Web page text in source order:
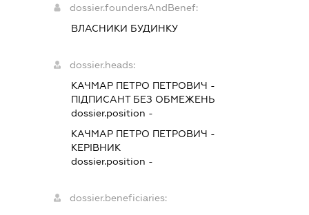
dossier.foundersAndBenef:
ВЛАСНИКИ БУДИНКУ
dossier.heads:
КАЧМАР ПЕТРО ПЕТРОВИЧ -
ПІДПИСАНТБЕЗ ОБМЕЖЕНЬ
dossier.position -
КАЧМАР ПЕТРО ПЕТРОВИЧ -
КЕРІВНИК
dossier.position -
dossier.beneficiaries: